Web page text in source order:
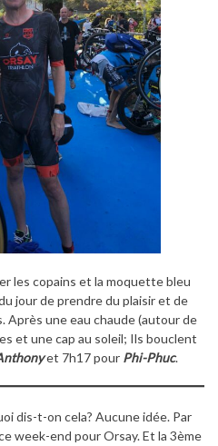
les copains et la moquette bleu
jour de prendre du plaisir et de
Après une eau chaude (autour de
et une cap au soleil; Ils bouclent
et 7h17 pour Phi-Phuc.
dis-t-on cela? Aucune idée. Par
week-end pour Orsay. Et la 3ème